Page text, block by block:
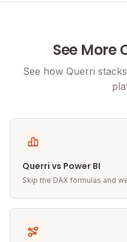
See More
See how Querri
Querri vs Power BI
Skip the DAX formulas and